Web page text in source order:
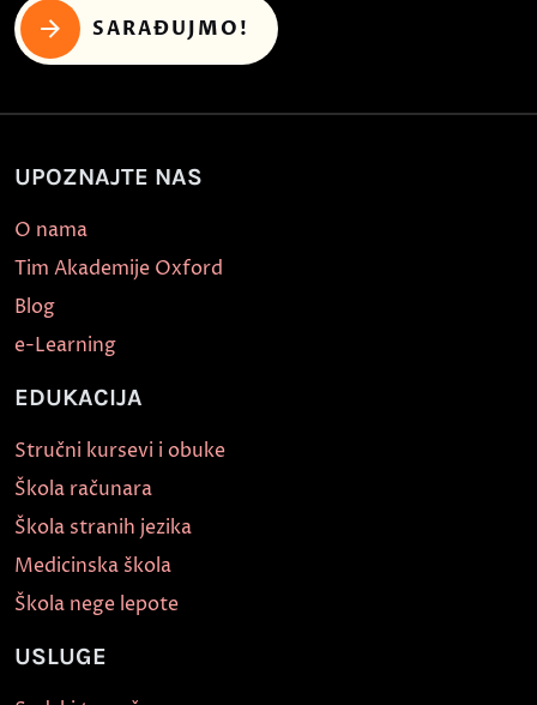
SARAĐUJMO!
UPOZNAJTE NAS
O nama
Tim Akademije Oxford
Blog
e-Learning
EDUKACIJA
Stručni kursevi i obuke
Škola računara
Škola stranih jezika
Medicinska škola
Škola nege lepote
USLUGE